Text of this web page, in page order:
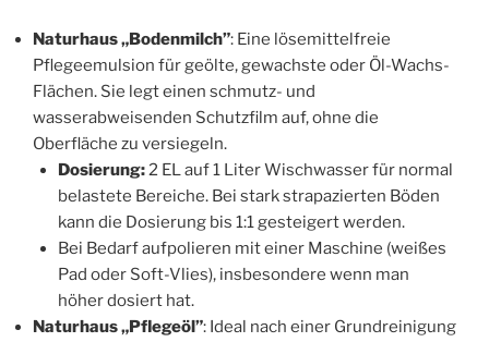
Naturhaus „Bodenmilch”: Eine lösemittelfreie
Pflegeemulsion für geölte, gewachste oder Öl-Wachs-
Flächen. Sie legt einen schmutz- und
wasserabweisenden Schutzfilm auf, ohne die
Oberfläche zu versiegeln.
Dosierung:2 EL auf 1 Liter Wischwasser für normal
belastete Bereiche. Bei stark strapazierten Böden
kann die Dosierung bis 1:1 gesteigert werden.
Bei Bedarf aufpolieren mit einer Maschine (weißes
Pad oder Soft-Vlies), insbesondere wenn man
höher dosiert hat.
Naturhaus „Pflegeöl”: Ideal nach einer Grundreinigung